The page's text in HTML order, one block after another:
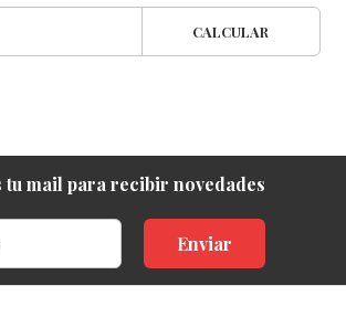
CALCULAR
tu mail para recibir novedades
Enviar